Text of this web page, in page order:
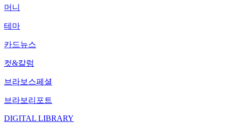
머니
테마
카드뉴스
컷&칼럼
브라보스페셜
브라보리포트
DIGITAL LIBRARY